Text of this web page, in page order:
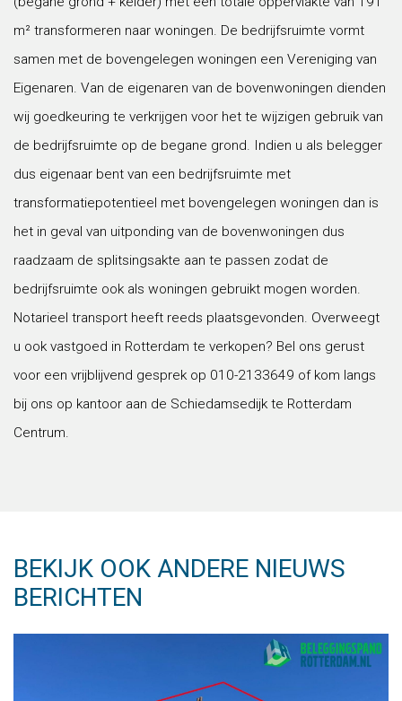
m² transformeren naar woningen. De bedrijfsruimte vormt
samen met de bovengelegen woningen een Vereniging van
Eigenaren. Van de eigenaren van de bovenwoningen dienden
wij goedkeuring te verkrijgen voor het te wijzigen gebruik van
de bedrijfsruimte op de begane grond. Indien u als belegger
dus eigenaar bent van een bedrijfsruimte met
transformatiepotentieel met bovengelegen woningen dan is
het in geval van uitponding van de bovenwoningen dus
raadzaam de splitsingsakte aan te passen zodat de
bedrijfsruimte ook als woningen gebruikt mogen worden.
Notarieel transport heeft reeds plaatsgevonden. Overweegt
u ook vastgoed in Rotterdam te verkopen? Bel ons gerust
voor een vrijblijvend gesprek op 010-2133649 of kom langs
bij ons op kantoor aan de Schiedamsedijk te Rotterdam
Centrum.
BEKIJK OOK ANDERE NIEUWS
BERICHTEN